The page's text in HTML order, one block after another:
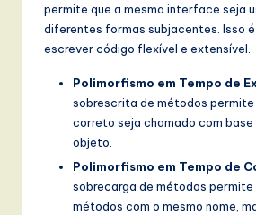
permite que a mesma interface seja
diferentes formas subjacentes. Isso
escrever código flexível e extensível.
Polimorfismo em Tempo de
sobrescrita de métodos permite
correto seja chamado com base
objeto.
Polimorfismo em Tempo de
sobrecarga de métodos permite
métodos com o mesmo nome,